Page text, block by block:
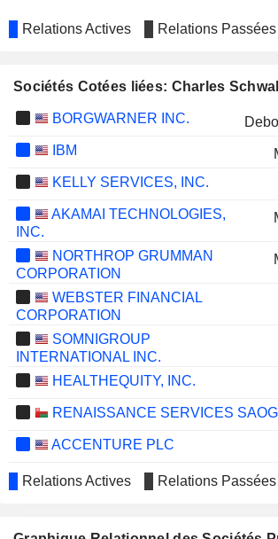
Relations Actives Relations Passées
Sociétés Cotées liées: Charles
BORGWARNER INC.
IBM
KELLY SERVICES, INC.
AKAMAI TECHNOLOGIES,
INC.
NORTHROP GRUMMAN
CORPORATION
WEBSTER FINANCIAL
CORPORATION
SOMNIGROUP
INTERNATIONAL INC.
HEALTHEQUITY, INC.
RENAISSANCE SERVICES SAOG
ACCENTURE PLC
ARTISAN PARTNERS ASSET
MANAGEMENT INC.
Relations Actives Relations Passées